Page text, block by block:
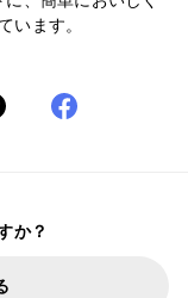
います。
か？